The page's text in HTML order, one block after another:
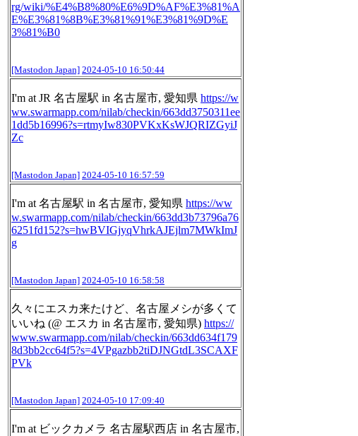
rg/wiki/%E4%B8%80%E6%9D%AF%E3%81%A
E%E3%81%8B%E3%81%91%E3%81%9D%E
3%81%B0
[Mastodon Japan] 2024-05-10 16:50:44
I'm at JR 名古屋駅 in 名古屋市, 愛知県 https://w
ww.swarmapp.com/nilab/checkin/663dd3750311ee
1dd5b16996?s=rtmyIw830PVKxKsWJQRIZGyiJ
Zc
[Mastodon Japan] 2024-05-10 16:57:59
I'm at 名古屋駅 in 名古屋市, 愛知県 https://ww
w.swarmapp.com/nilab/checkin/663dd3b73796a76
6251fd152?s=hwBVIGjyqVhrkAJEjlm7MWkImJ
g
[Mastodon Japan] 2024-05-10 16:58:58
久々にエスカ来たけど、名古屋メシが多くて
いいね (@ エスカ in 名古屋市, 愛知県) https://
www.swarmapp.com/nilab/checkin/663dd634f179
8d3bb2cc64f5?s=4VPgazbb2tiDJNGtdL3SCAXF
PVk
[Mastodon Japan] 2024-05-10 17:09:40
I'm at ビックカメラ 名古屋駅西店 in 名古屋市,